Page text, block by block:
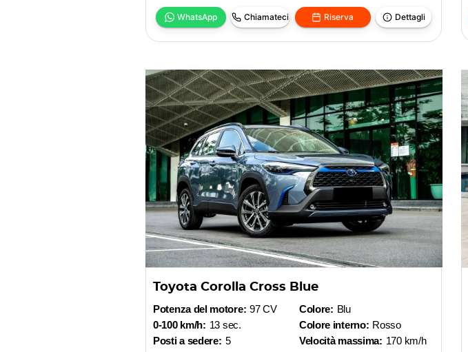
WhatsApp Chiamateci Riserva Dettagli
Toyota Corolla Cross Blue
Potenza del motore: 97 CV
0-100 km/h: 13 sec.
Posti a sedere: 5
Colore: Blu
Colore interno: Rosso
Velocità massima: 170 km/h